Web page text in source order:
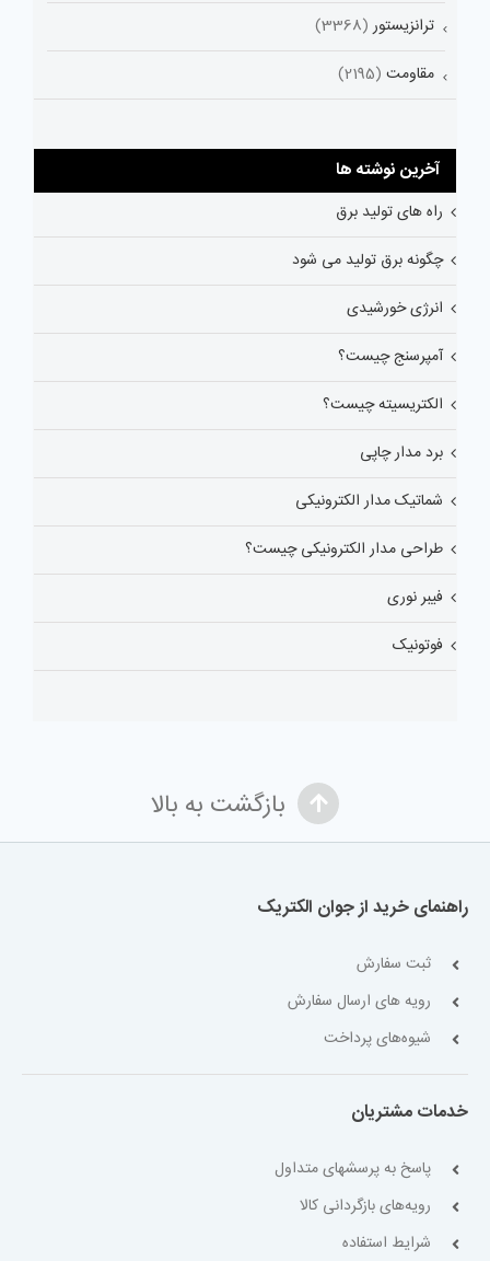
ترانزیستور (3368)
مقاومت (2195)
آخرین نوشته ها
راه های تولید برق
چگونه برق تولید می شود
انرژی خورشیدی
آمپرسنج چیست؟
الکتریسیته چیست؟
برد مدار چاپی
شماتیک مدار الکترونیکی
طراحی مدار الکترونیکی چیست؟
فیبر نوری
فوتونیک
بازگشت به بالا
راهنمای خرید از جوان الکتریک
ثبت سفارش
رویه های ارسال سفارش
شیوه‌های پرداخت
خدمات مشتریان
پاسخ به پرسشهای متداول
رویه‌های بازگردانی کالا
شرایط استفاده